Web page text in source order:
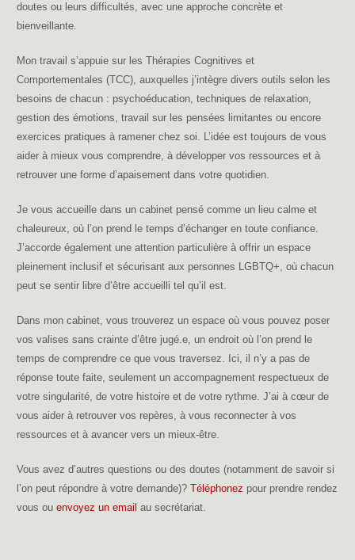
doutes ou leurs difficultés, avec une approche concrète et
bienveillante.
Mon travail s’appuie sur les Thérapies Cognitives et
Comportementales (TCC), auxquelles j’intègre divers outils selon les
besoins de chacun : psychoéducation, techniques de relaxation,
gestion des émotions, travail sur les pensées limitantes ou encore
exercices pratiques à ramener chez soi. L’idée est toujours de vous
aider à mieux vous comprendre, à développer vos ressources et à
retrouver une forme d’apaisement dans votre quotidien.
Je vous accueille dans un cabinet pensé comme un lieu calme et
chaleureux, où l’on prend le temps d’échanger en toute confiance.
J’accorde également une attention particulière à offrir un espace
pleinement inclusif et sécurisant aux personnes LGBTQ+, où chacun
peut se sentir libre d’être accueilli tel qu’il est.
Dans mon cabinet, vous trouverez un espace où vous pouvez poser
vos valises sans crainte d’être jugé.e, un endroit où l’on prend le
temps de comprendre ce que vous traversez. Ici, il n’y a pas de
réponse toute faite, seulement un accompagnement respectueux de
votre singularité, de votre histoire et de votre rythme. J’ai à cœur de
vous aider à retrouver vos repères, à vous reconnecter à vos
ressources et à avancer vers un mieux-être.
Vous avez d’autres questions ou des doutes (notamment de savoir si
l’on peut répondre à votre demande)?Téléphonez pour prendre rendez
vous ouenvoyez un email au secrétariat.